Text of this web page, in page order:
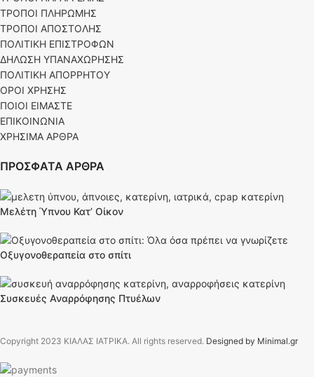
ΤΡΟΠΟΙ ΠΛΗΡΩΜΗΣ
ΤΡΟΠΟΙ ΑΠΟΣΤΟΛΗΣ
ΠΟΛΙΤΙΚΗ ΕΠΙΣΤΡΟΦΩΝ
ΔΗΛΩΣΗ ΥΠΑΝΑΧΩΡΗΣΗΣ
ΠΟΛΙΤΙΚΗ ΑΠΟΡΡΗΤΟΥ
ΟΡΟΙ ΧΡΗΣΗΣ
ΠΟΙΟΙ ΕΙΜΑΣΤΕ
ΕΠΙΚΟΙΝΩΝΙΑ
ΧΡΗΣΙΜΑ ΑΡΘΡΑ
ΠΡΟΣΦΑΤΑ ΑΡΘΡΑ
Μελέτη Ύπνου Κατ’ Οίκον
Οξυγονοθεραπεία στο σπίτι
Συσκευές Αναρρόφησης Πτυέλων
Copyright 2023 ΚΙΑΛΑΣ ΙΑΤΡΙΚΑ. All rights reserved. Designed by Minimal.gr